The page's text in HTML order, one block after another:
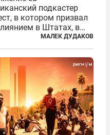
подкастер
в котором призвал
в Штатах, в
Израиль. А также
выплатить
прием мигрантов...
МАЛЕК ДУДАКОВ